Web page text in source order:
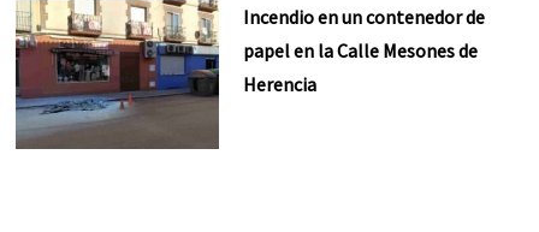
Incendio en un contenedor de
papel en la Calle Mesones de
Herencia